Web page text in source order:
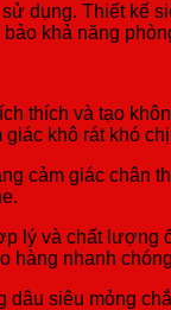
dụng. Thiết kế
khả năng
thích và tạo
khô rát khó
cảm giác chân
lý và chất lượng
hàng nhanh
siêu mỏng